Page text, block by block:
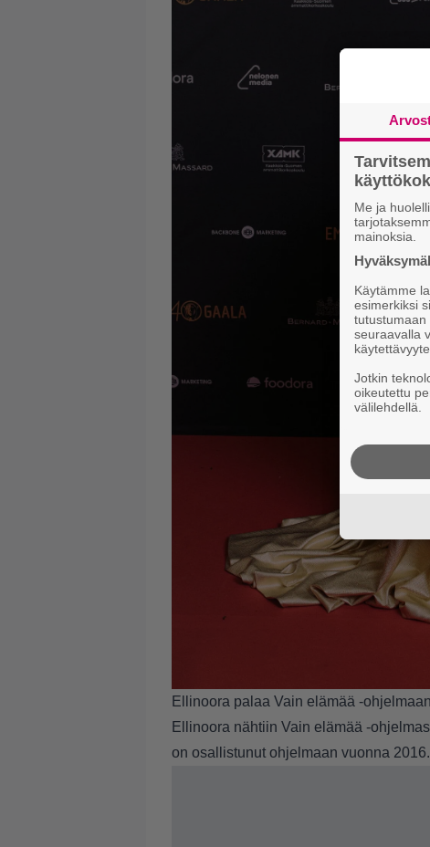
Ellinoora palaa Vain elämää -
Ellinoora nähtiin Vain elämää -
on osallistunut ohjelmaan vuonna 2016.
Me ja
mainoksia.
Käytämme
esimerkiksi
tutustumaan
seuraavalla
Jotkin
oikeutettu
välilehdellä.